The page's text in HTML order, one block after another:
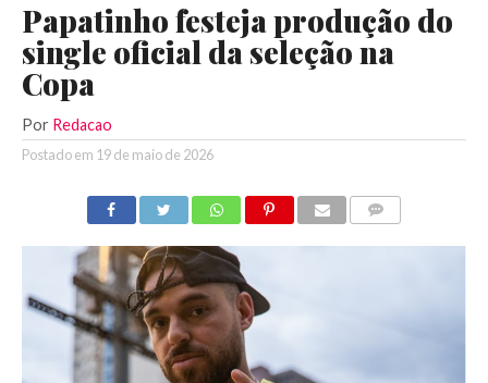
Papatinho festeja produção do
single oficial da seleção na
Copa
Por Redacao
Postado em 19 de maio de 2026